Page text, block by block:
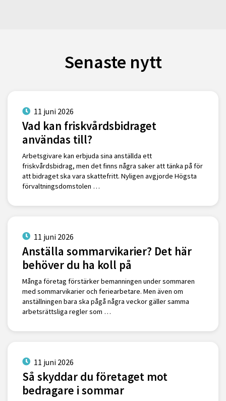
Senaste nytt
11 juni 2026
Vad kan friskvårdsbidraget
användas till?
Arbetsgivare kan erbjuda sina anställda ett
friskvårdsbidrag, men det finns några saker att tänka på för
att bidraget ska vara skattefritt. Nyligen avgjorde Högsta
förvaltningsdomstolen …
11 juni 2026
Anställa sommarvikarier? Det här
behöver du ha koll på
Många företag förstärker bemanningen under sommaren
med sommarvikarier och feriearbetare. Men även om
anställningen bara ska pågå några veckor gäller samma
arbetsrättsliga regler som …
11 juni 2026
Så skyddar du företaget mot
bedragare i sommar